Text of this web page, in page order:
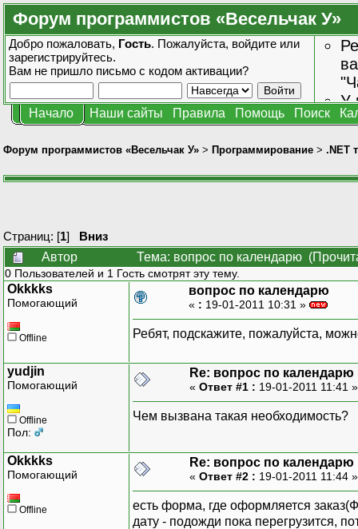
Форум программистов «Весельчак У»
Добро пожаловать, Гость. Пожалуйста, войдите или
зарегистрируйтесь.
Вам не пришло письмо с кодом активации?
У
Начало Наши сайты Правила Помощь Поиск
Форум программистов «Весельчак У» > Программирование > .NET
Страниц: [1] Вниз
Автор
Тема: вопрос по календарю
0 Пользователей и 1 Гость смотрят эту тему.
Okkkks
Помогающий
Offline
вопрос по календарю
« : 19-01-2011 10:31 »
Ребят, подскажите, пожалуйста,
yudjin
Помогающий
Offline
Пол:
Re: вопрос по календарю
« Ответ #1 : 19-01-2011 11:41
Чем вызвана такая необходимость?
Okkkks
Помогающий
Offline
Re: вопрос по календарю
« Ответ #2 : 19-01-2011 11:44
есть форма, где оформляется
дату - подожди пока перегрузится,